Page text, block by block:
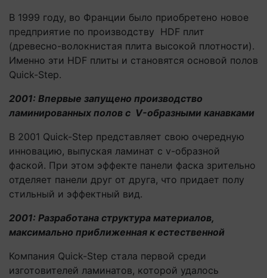
В 1999 году, во Франции было приобретено новое
предприятие по производству HDF плит
(древесно-волокнистая плита высокой плотности).
Именно эти HDF плиты и становятся основой полов
Quick-Step.
2001: Впервые запущено производство
ламинированных полов с V-образными канавками
В 2001 Quick-Step представляет свою очередную
инновацию, выпуская ламинат с v-образной
фаской. При этом эффекте панели фаска зрительно
отделяет панели друг от друга, что придает полу
стильный и эффектный вид.
2001: Разработана структура материалов,
максимально приближенная к естественной
Компания Quick-Step стала первой среди
изготовителей ламинатов, которой удалось